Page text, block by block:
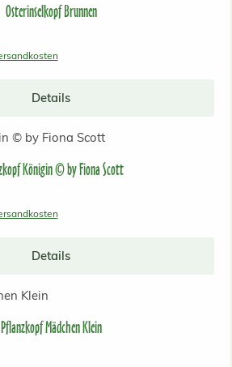
Osterinselkopf Brunnen
Details
Pflanzkopf Königin © by Fiona Scott
Details
Pflanzkopf Mädchen Klein